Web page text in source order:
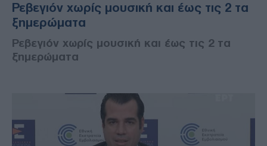
Ρεβεγιόν χωρίς μουσική και έως τις 2 τα
ξημερώματα
Ρεβεγιόν χωρίς μουσική και έως τις 2 τα
ξημερώματα